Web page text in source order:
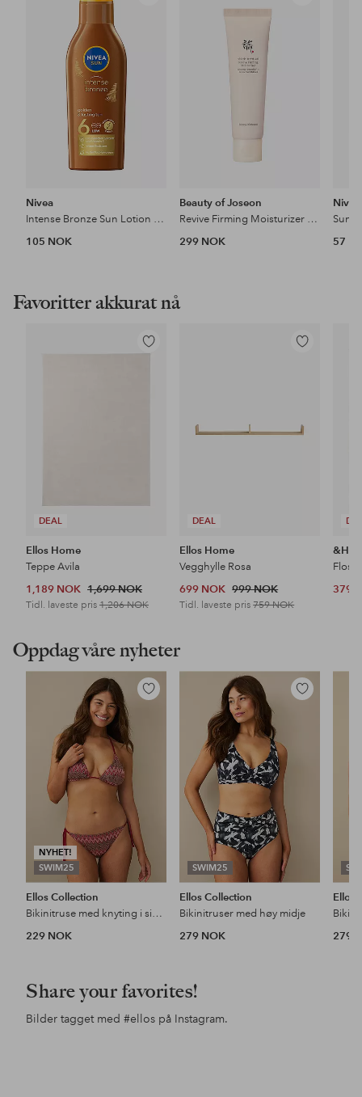
Nivea
Intense Bronze Sun Lotion SPF6
105 NOK
Beauty of Joseon
Revive Firming Moisturizer 60 Ml
299 NOK
Nivea
Sun
57
Favoritter akkurat nå
DEAL
Legg
Ellos Home
Teppe Avila
1,189 NOK 1,699 NOK
Tidl. laveste pris 1,206 NOK
DEAL
Legg
Ellos Home
Vegghylle Rosa
699 NOK 999 NOK
Tidl. laveste pris759 NOK
379
Oppdag våre nyheter
NYHET!
SWIM25
Legg
Ellos Collection
Bikinitruse med knyting i sidene
229 NOK
SWIM25
Legg
Ellos Collection
Bikinitruser med høy midje
279 NOK
Ellos
279
Share your favorites!
Bilder tagget med #ellos på Instagram.